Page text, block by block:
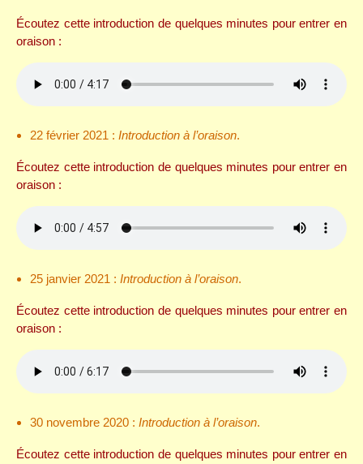
Écoutez cette introduction de quelques minutes pour entrer en
oraison :
22 février 2021 : Introduction à l’oraison.
Écoutez cette introduction de quelques minutes pour entrer en
oraison :
25 janvier 2021 : Introduction à l’oraison.
Écoutez cette introduction de quelques minutes pour entrer en
oraison :
30 novembre 2020 : Introduction à l’oraison.
Écoutez cette introduction de quelques minutes pour entrer en